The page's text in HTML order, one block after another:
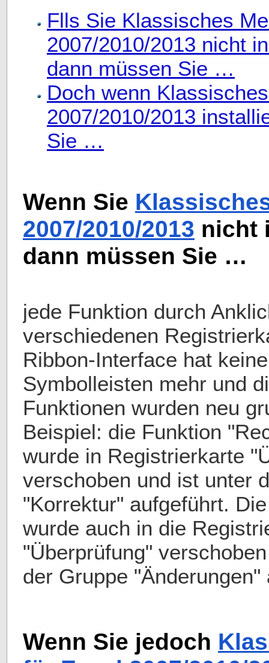
Flls Sie Klassisches
2007/2010/2013 nicht
dann müssen Sie …
Doch wenn
2007/2010/2013
Sie …
Wenn Sie
2007/2010/2013 nicht
dann müssen Sie …
jede Funktion durch
verschiedenen
Ribbon-Interface hat
Symbolleisten mehr und
Funktionen wurden neu
Beispiel: die Funktion
wurde in Registrierkarte
verschoben und ist unter
"Korrektur" aufgeführt.
wurde auch in die
"Überprüfung"
der Gruppe "Änderungen"
Wenn Sie jedoch